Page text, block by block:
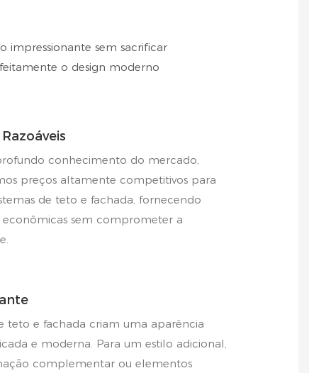
impressionante sem sacrificar
o design moderno
conhecimento do mercado,
preços altamente competitivos para
de teto e fachada, fornecendo
econômicas sem comprometer a
teto e fachada criam uma aparência
e moderna. Para um estilo adicional,
complementar ou elementos